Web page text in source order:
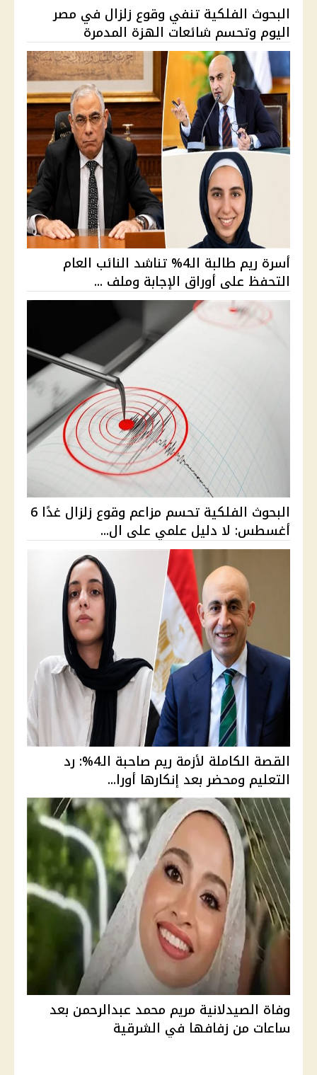
البحوث الفلكية تنفي وقوع زلزال في مصر
اليوم وتحسم شائعات الهزة المدمرة
أسرة ريم طالبة الـ4% تناشد النائب العام
التحفظ على أوراق الإجابة وملف ...
البحوث الفلكية تحسم مزاعم وقوع زلزال غدًا 6
أغسطس: لا دليل علمي على ال...
القصة الكاملة لأزمة ريم صاحبة الـ4%: رد
التعليم ومحضر بعد إنكارها أورا...
وفاة الصيدلانية مريم محمد عبدالرحمن بعد
ساعات من زفافها في الشرقية